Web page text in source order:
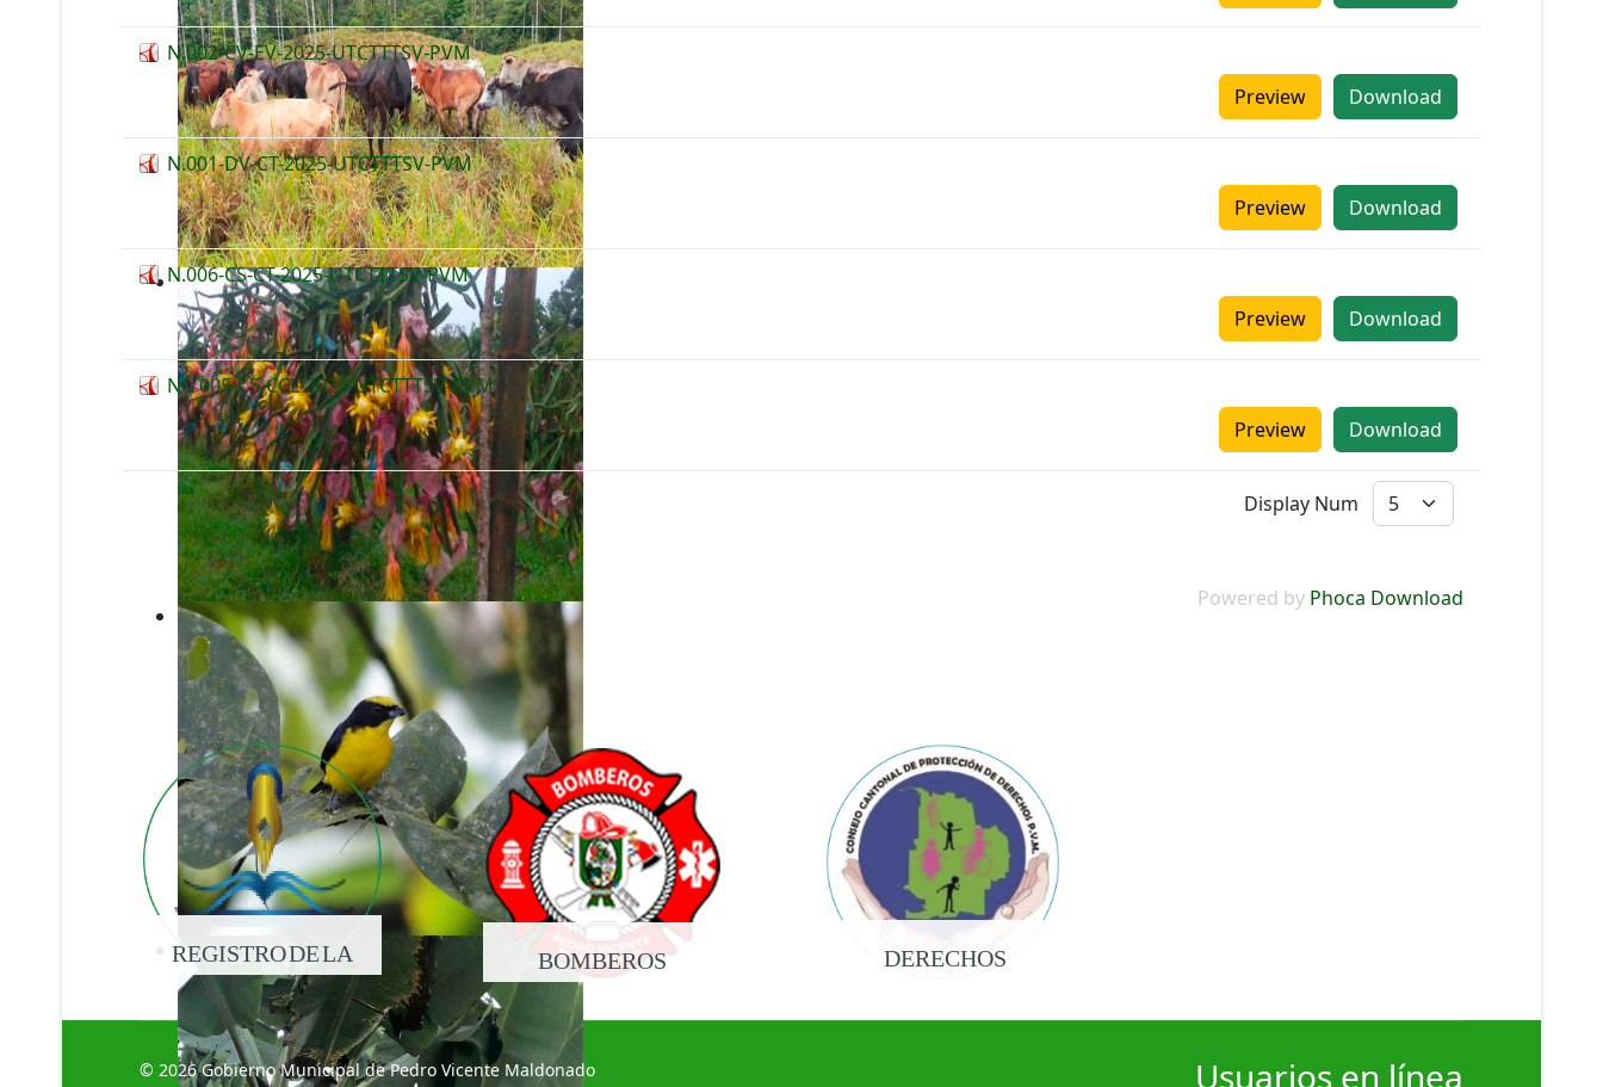
N.002-CV-EV-2025-UTCTTTSV-PVM
Download
Preview
N.001-DV-CT-2025-UTCTTTSV-PVM
Download
Preview
N.006-CS-CT-2025-UTCTTTSV-PVM
Download
Preview
N°. 005-CS-CCL-2025-UTCTTTSV-PVM
Download
Preview
Display Num
Powered by Phoca Download
REGISTRO DE LA
PROPIEDAD
BOMBEROS DERECHOS
© 2026 Gobierno Municipal de Pedro Vicente Maldonado Usuarios en línea